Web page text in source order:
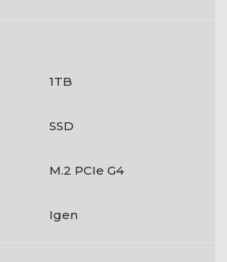
1TB
SSD
M.2 PCIe G4
Igen